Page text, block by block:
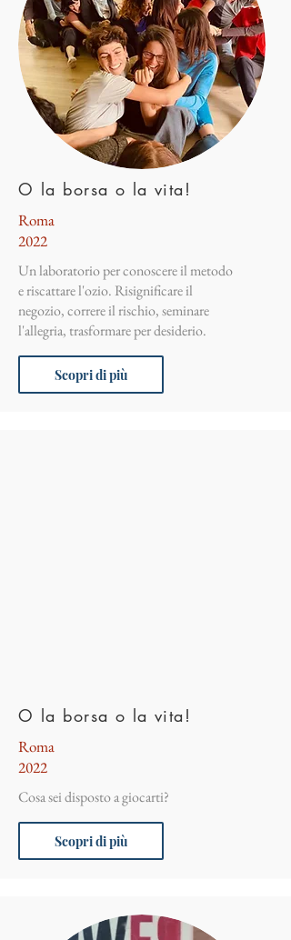
O la borsa o la vita!
Roma
2022
Un laboratorio per conoscere il metodo
e riscattare l'ozio. Risignificare il
negozio, correre il rischio, seminare
l'allegria, trasformare per desiderio.
Scopri di più
O la borsa o la vita!
Roma
2022
Cosa sei disposto a giocarti?
Scopri di più